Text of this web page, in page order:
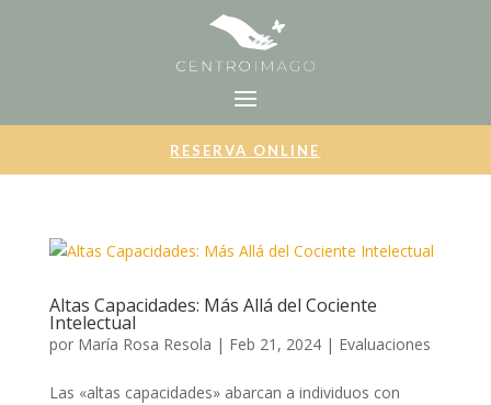
RESERVA ONLINE
Altas Capacidades: Más Allá del Cociente
Intelectual
por María Rosa Resola | Feb 21, 2024| Evaluaciones
Las «altas capacidades» abarcan a individuos con